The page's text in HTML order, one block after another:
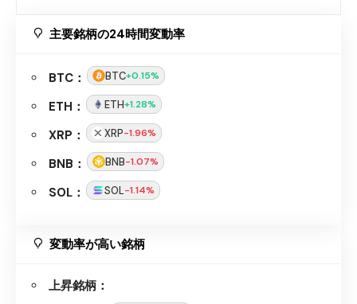
主要銘柄の24時間変動率
BTC： BTC+0.15%
ETH： ETH+1.28%
XRP： XRP-1.96%
BNB： BNB-1.07%
SOL： SOL-1.14%
変動率が高い銘柄
上昇銘柄：